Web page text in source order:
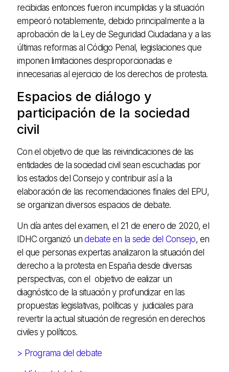
recibidas entonces fueron incumplidas y la situación
empeoró notablemente, debido principalmente a la
aprobación de la Ley de Seguridad Ciudadana y a las
últimas reformas al Código Penal, legislaciones que
imponen limitaciones desproporcionadas e
innecesarias al ejercicio de los derechos de protesta.
Espacios de diálogo y
participación de la sociedad
civil
Con el objetivo de que las reivindicaciones de las
entidades de la sociedad civil sean escuchadas por
los estados del Consejo y contribuir así a la
elaboración de las recomendaciones finales del EPU,
se organizan diversos espacios de debate.
Un día antes del examen, el 21 de enero de 2020, el
IDHC organizó undebate en la sede del Consejo, en
el que personas expertas analizaron la situación del
derecho a la protesta en España desde diversas
perspectivas, con el objetivo de ealizar un
diagnóstico de la situación y profundizar en las
propuestas legislativas, políticas y judiciales para
revertir la actual situación de regresión en derechos
civiles y políticos.
> Programa del debate